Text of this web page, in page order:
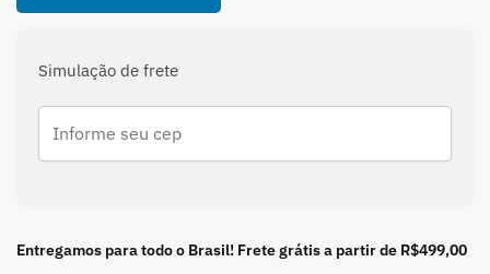
Prata
quantidade
Simulação de frete
Entregamos para todo o Brasil! Frete grátis a partir de R$499,00